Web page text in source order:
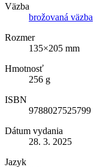
Väzba
brožovaná väzba
Rozmer
135×205 mm
Hmotnosť
256 g
ISBN
9788027525799
Dátum vydania
28. 3. 2025
Jazyk